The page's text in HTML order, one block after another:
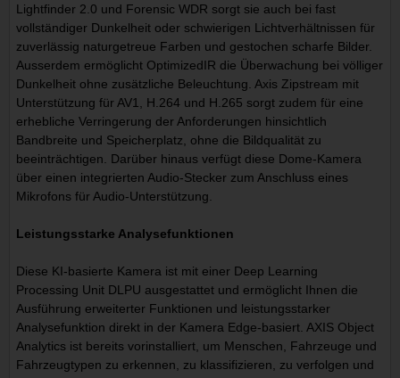
Lightfinder 2.0 und Forensic WDR sorgt sie auch bei fast
vollständiger Dunkelheit oder schwierigen Lichtverhältnissen für
zuverlässig naturgetreue Farben und gestochen scharfe Bilder.
Ausserdem ermöglicht OptimizedIR die Überwachung bei völliger
Dunkelheit ohne zusätzliche Beleuchtung. Axis Zipstream mit
Unterstützung für AV1, H.264 und H.265 sorgt zudem für eine
erhebliche Verringerung der Anforderungen hinsichtlich
Bandbreite und Speicherplatz, ohne die Bildqualität zu
beeinträchtigen. Darüber hinaus verfügt diese Dome-Kamera
über einen integrierten Audio-Stecker zum Anschluss eines
Mikrofons für Audio-Unterstützung.
Leistungsstarke Analysefunktionen
Diese KI-basierte Kamera ist mit einer Deep Learning
Processing Unit DLPU ausgestattet und ermöglicht Ihnen die
Ausführung erweiterter Funktionen und leistungsstarker
Analysefunktion direkt in der Kamera Edge-basiert. AXIS Object
Analytics ist bereits vorinstalliert, um Menschen, Fahrzeuge und
Fahrzeugtypen zu erkennen, zu klassifizieren, zu verfolgen und